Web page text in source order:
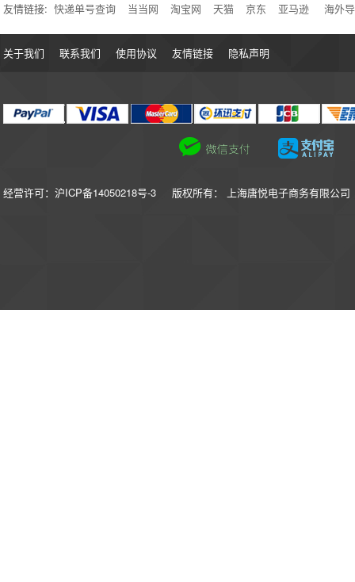
友情链接: 快递单号查询 当当网 淘宝网 天猫 京东 亚马逊 海外
关于我们 联系我们 使用协议 友情链接 隐私声明
经营许可：沪ICP备14050218号-3 版权所有： 上海唐悦电子商务有限公司